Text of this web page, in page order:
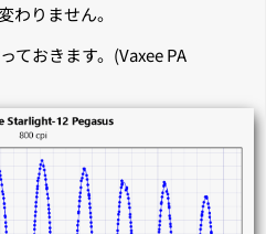
わりません。
ておきます。(Vaxee PA